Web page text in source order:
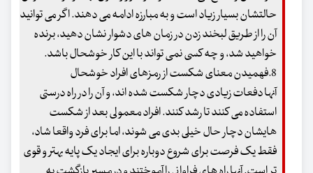
حالتشان بسیار زیاد است و به مبارزه ادامه می دهند. اگر می توانید
آن را از طریق لبخند زدن در زمان های دشوار نشان دهید، برنده
خواهید شد، و چه کسی نمی تواند با این کار خوشحال باشد.
8.فهمیدن معنای شکست از رمزهای افراد خوشحال
آنها دفعات زیادی دچار شکست شده اند، و آن را در راه درستی
استفاده می کنند تا رشد کنند. افراد معمولی بعد از شکست
هایشان دچار حال خیلی بدی می شوند، اما برای فرد واقعا شاد،
فقط یک فرصت برای شروع دوباره برای ایجاد یک پایه بهتر و قوی